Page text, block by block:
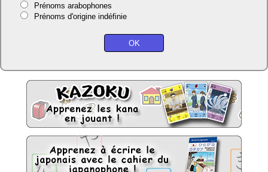
Prénoms arabophones
Prénoms d'origine indéfinie